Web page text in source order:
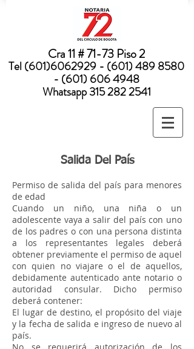
Cra 11 # 71-73 Piso 2
Tel (601)6062929 - (601) 4898580
- (601) 606 4948
Whatsapp315 282 2541
Salida Del País
Permiso de salida del país para menores
de edad
Cuando un niño, una niña o un
adolescente vaya a salir del país con uno
de los padres o con una persona distinta
a los representantes legales deberá
obtener previamente el permiso de aquel
con quien no viajare o el de aquellos,
debidamente autenticado ante notario o
autoridad consular. Dicho permiso
deberá contener:
El lugar de destino, el propósito del viaje
y la fecha de salida e ingreso de nuevo al
país.